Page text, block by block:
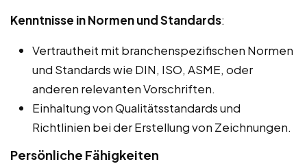
Kenntnisse in Normen und Standards:
Vertrautheit mit branchenspezifischen Normen
und Standards wie DIN, ISO, ASME, oder
anderen relevanten Vorschriften.
Einhaltung von Qualitätsstandards und
Richtlinien bei der Erstellung von Zeichnungen.
Persönliche Fähigkeiten